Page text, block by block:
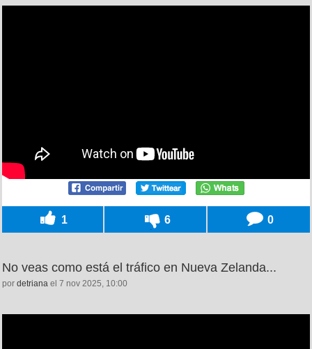
1 6 0
No veas como está el tráfico en Nueva Zelanda...
por detriana el 7 nov 2025, 10:00